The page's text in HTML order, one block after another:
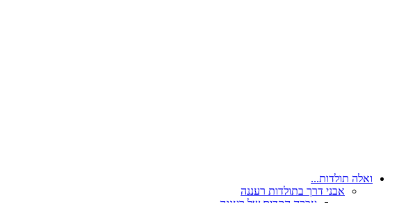
ואלה תולדות...
אבני דרך בתולדות רעננה